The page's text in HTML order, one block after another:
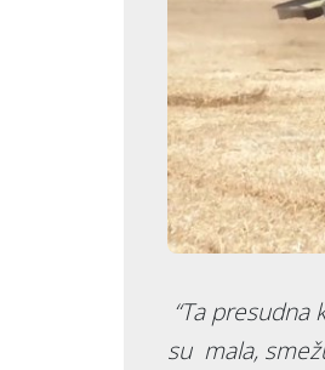
“Ta presudna
su mala,